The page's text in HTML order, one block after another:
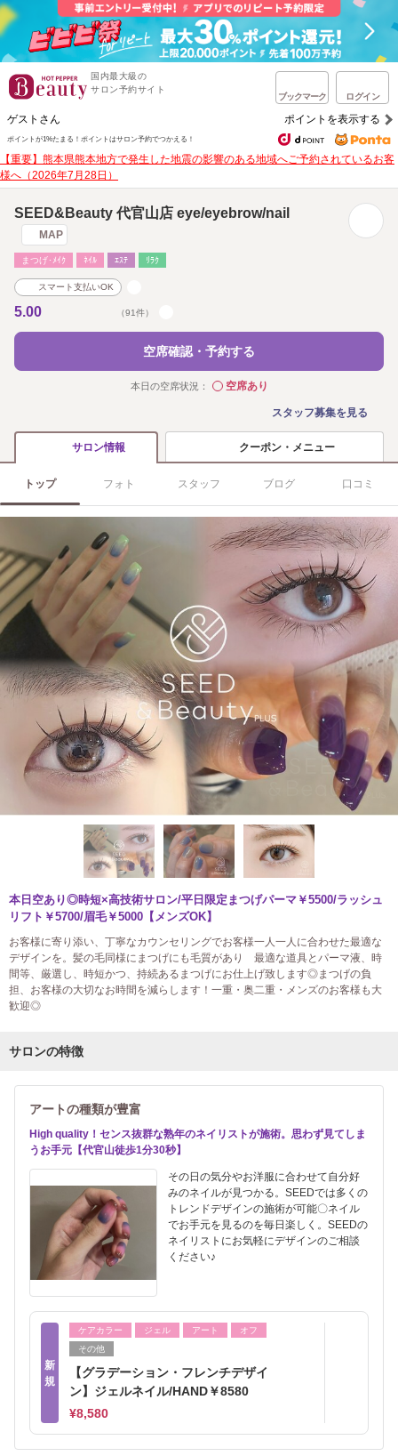
国内最大級の
サロン予約サイト
ブックマーク ログイン
ゲストさん ポイントを表示する
ポイントが1%たまる！ ポイントはサロン予約でつかえる！
【重要】熊本県熊本地方で発生した地震の影響のある地域へご予約されているお客
様へ（2026年7月28日）
SEED&Beauty 代官山店 eye/eyebrow/nail
MAP
まつげ･ﾒｲｸ ﾈｲﾙ ｴｽﾃ ﾘﾗｸ
スマート支払いOK
5.00 （91件）
空席確認・予約する
本日の空席状況： ◯空席あり
スタッフ募集を見る
サロン情報 クーポン・メニュー
トップ フォト スタッフ ブログ 口コミ
本日空あり◎時短×高技術サロン/平日限定まつげパーマ￥5500/ラッシュ
リフト￥5700/眉毛￥5000【メンズOK】
お客様に寄り添い、丁寧なカウンセリングでお客様一人一人に合わせた最適な
デザインを。髪の毛同様にまつげにも毛質があり 最適な道具とパーマ液、時
間等、厳選し、時短かつ、持続あるまつげにお仕上げ致します◎まつげの負
担、お客様の大切なお時間を減らします！一重・奥二重・メンズのお客様も大
歓迎◎
サロンの特徴
アートの種類が豊富
High quality！センス抜群な熟年のネイリストが施術。思わず見てしま
うお手元【代官山徒歩1分30秒】
その日の気分やお洋服に合わせて自分好
みのネイルが見つかる。SEEDでは多くの
トレンドデザインの施術が可能〇ネイル
でお手元を見るのを毎日楽しく。SEEDの
ネイリストにお気軽にデザインのご相談
ください♪
新
規
ケアカラー ジェル アート
オフ
その他
【グラデーション・フレンチデザイ
ン】ジェルネイル/HAND￥8580
¥8,580